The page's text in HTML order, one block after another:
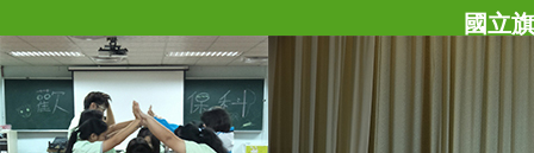
國立